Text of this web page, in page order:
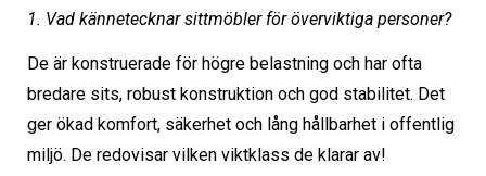
1. Vad kännetecknar sittmöbler för överviktiga personer?
De är konstruerade för högre belastning och har ofta
bredare sits, robust konstruktion och god stabilitet. Det
ger ökad komfort, säkerhet och lång hållbarhet i offentlig
miljö. De redovisar vilken viktklass de klarar av!